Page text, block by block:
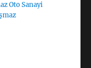
Oto Sanayi